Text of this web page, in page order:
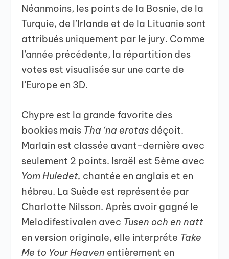
Néanmoins, les points de la Bosnie, de la
Turquie, de l’Irlande et de la Lituanie sont
attribués uniquement par le jury. Comme
l’année précédente, la répartition des
votes est visualisée sur une carte de
l’Europe en 3D.
Chypre est la grande favorite des
bookies mais Tha ‘na erotas déçoit.
Marlain est classée avant-dernière avec
seulement 2 points. Israël est 5ème avec
Yom Huledet, chantée en anglais et en
hébreu. La Suède est représentée par
Charlotte Nilsson. Après avoir gagné le
Melodifestivalen avec Tusen och en natt
en version originale, elle interpréte Take
Me to Your Heaven entièrement en